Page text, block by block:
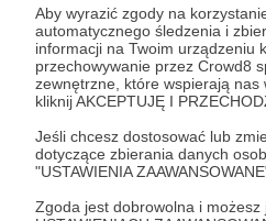
Aby wyrazić zgody na
automatycznego śledzenia i
informacji na Twoim urządzeniu
przechowywanie przez Crowd8
zewnętrzne, które wspierają nas
kliknij AKCEPTUJĘ I
Jeśli chcesz dostosować lub
dotyczące zbierania danych
"USTAWIENIA
Zgoda jest dobrowolna i możesz
38. Martyna
39. Maciej